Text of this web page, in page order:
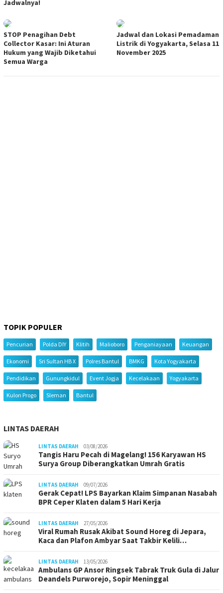
Jadwalnya!
STOP Penagihan Debt
Collector Kasar: Ini Aturan
Hukum yang Wajib Diketahui
Semua Warga
Jadwal dan Lokasi Pemadaman
Listrik di Yogyakarta, Selasa 11
November 2025
TOPIK POPULER
Pencurian Polda DIY Klitih Malioboro Penganiayaan Keuangan
Ekonomi Sri Sultan HB X Polres Bantul BMKG Kota Yogyakarta
Pendidikan Gunungkidul Event Jogja Kecelakaan Yogyakarta
Kulon Progo Sleman Bantul
LINTAS DAERAH
LINTAS DAERAH 03/08/2026
Tangis Haru Pecah di Magelang! 156 Karyawan HS
Surya Group Diberangkatkan Umrah Gratis
LINTAS DAERAH 09/07/2026
Gerak Cepat! LPS Bayarkan Klaim Simpanan Nasabah
BPR Ceper Klaten dalam 5 Hari Kerja
LINTAS DAERAH 27/05/2026
Viral Rumah Rusak Akibat Sound Horeg di Jepara,
Kaca dan Plafon Ambyar Saat Takbir Kelili…
LINTAS DAERAH 13/05/2026
Ambulans GP Ansor Ringsek Tabrak Truk Gula di Jalur
Deandels Purworejo, Sopir Meninggal